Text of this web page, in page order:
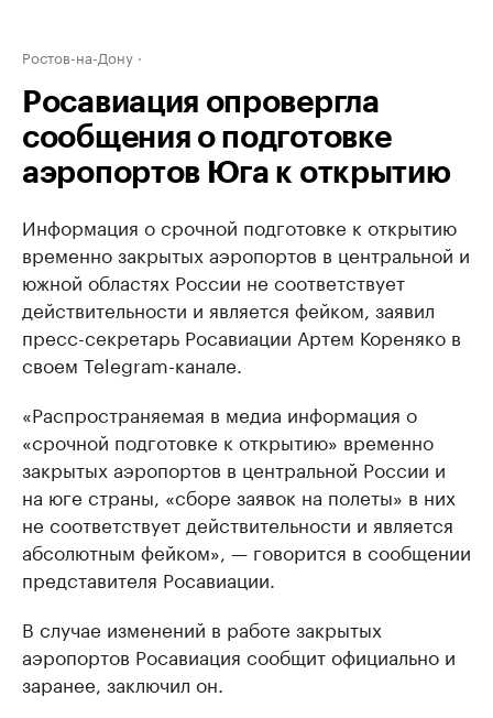
Ростов-на-Дону
Росавиация опровергла
сообщения о подготовке
аэропортов Юга к открытию
Информация о срочной подготовке к открытию
временно закрытых аэропортов в центральной и
южной областях России не соответствует
действительности и является фейком, заявил
пресс-секретарь Росавиации Артем Кореняко в
своем Telegram-канале.
«Распространяемая в медиа информация о
«срочной подготовке к открытию» временно
закрытых аэропортов в центральной России и
на юге страны, «сборе заявок на полеты» в них
не соответствует действительности и является
абсолютным фейком», — говорится в сообщении
представителя Росавиации.
В случае изменений в работе закрытых
аэропортов Росавиация сообщит официально и
заранее, заключил он.